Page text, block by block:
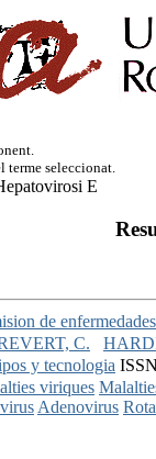
terme seleccionat.
E
de
C.
y tecnologia
viriques
Adenovirus